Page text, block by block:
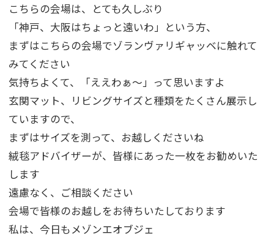
こちらの会場は、とても久しぶり
「神戸、大阪はちょっと遠いわ」という方、
まずはこちらの会場でゾランヴァリギャッベに触れて
みてください
気持ちよくて、「ええわぁ～」って思いますよ
玄関マット、リビングサイズと種類をたくさん展示し
ていますので、
まずはサイズを測って、お越しくださいね
絨毯アドバイザーが、皆様にあった一枚をお勧めいた
します
遠慮なく、ご相談ください
会場で皆様のお越しをお待ちいたしております
私は、今日もメゾンエオブジェ